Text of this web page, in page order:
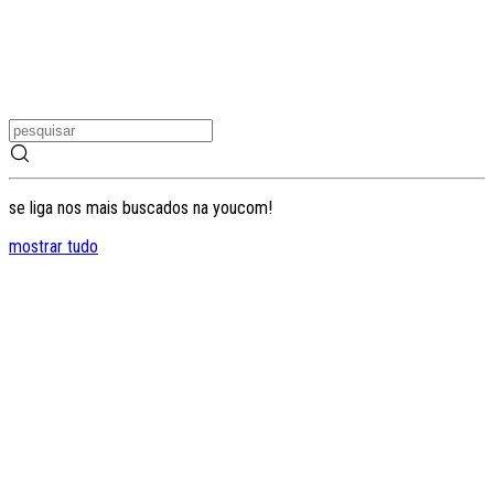
se liga nos mais buscados na youcom!
mostrar tudo